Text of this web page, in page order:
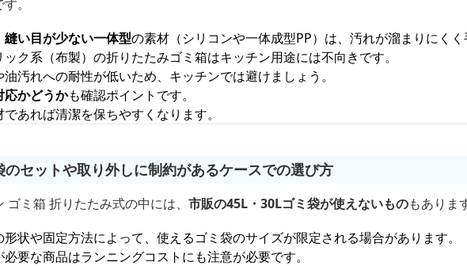
。
縫い目が少ない一体型の素材（シリコンや一体成型PP）は、汚れが溜まりにくく
ック系（布製）の折りたたみゴミ箱はキッチン用途には不向きです。
汚れへの耐性が低いため、キッチンでは避けましょう。
応かどうかも確認ポイントです。
あれば清潔を保ちやすくなります。
のセットや取り外しに制約があるケースでの選び方
ゴミ箱 折りたたみ式の中には、 市販の45L・30Lゴミ袋が使えないものもありま
形状や固定方法によって、使えるゴミ袋のサイズが限定される場合があります。
要な商品はランニングコストにも注意が必要です。